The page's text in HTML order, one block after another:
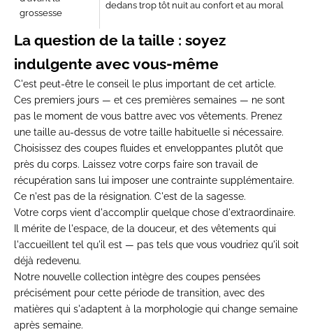
grossesse
dedans trop tôt nuit au confort et au moral
La question de la taille : soyez
indulgente avec vous-même
C'est peut-être le conseil le plus important de cet article.
Ces premiers jours — et ces premières semaines — ne sont
pas le moment de vous battre avec vos vêtements. Prenez
une taille au-dessus de votre taille habituelle si nécessaire.
Choisissez des coupes fluides et enveloppantes plutôt que
près du corps. Laissez votre corps faire son travail de
récupération sans lui imposer une contrainte supplémentaire.
Ce n'est pas de la résignation. C'est de la sagesse.
Votre corps vient d'accomplir quelque chose d'extraordinaire.
Il mérite de l'espace, de la douceur, et des vêtements qui
l'accueillent tel qu'il est — pas tels que vous voudriez qu'il soit
déjà redevenu.
Notre nouvelle collection intègre des coupes pensées
précisément pour cette période de transition, avec des
matières qui s'adaptent à la morphologie qui change semaine
après semaine.